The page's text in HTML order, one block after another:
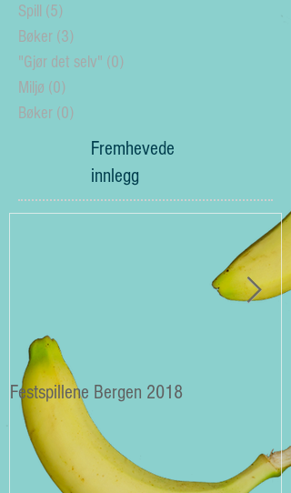
Fremhevede
innlegg
Intervju
Spill (5)5 posts
Bøker(3) 3 posts
"Gjør det selv"
Miljø (0)0 posts
0 posts
Festspillene Bergen 2018